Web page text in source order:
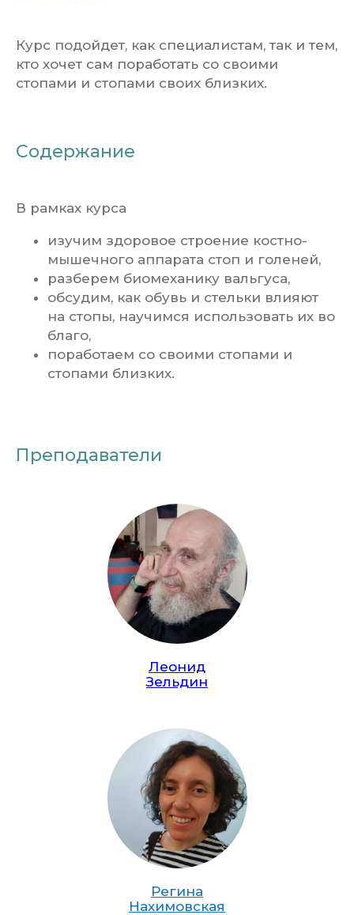
Курс подойдет, как специалистам, так и тем,
кто хочет сам поработать со своими
стопами и стопами своих близких.
Содержание
В рамках курса
изучим здоровое строение костно-
мышечного аппарата стоп и голеней,
разберем биомеханику вальгуса,
обсудим, как обувь и стельки влияют
на стопы, научимся использовать их во
благо,
поработаем со своими стопами и
стопами близких.
Преподаватели
Леонид
Зельдин
Регина
Нахимовская